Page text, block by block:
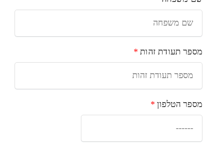
מספר תעודת זהות *
מספר הטלפון*